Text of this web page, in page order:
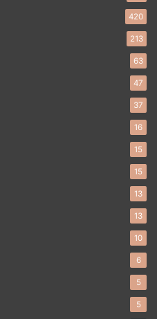
420
213
63
47
37
16
15
15
13
13
10
6
5
5